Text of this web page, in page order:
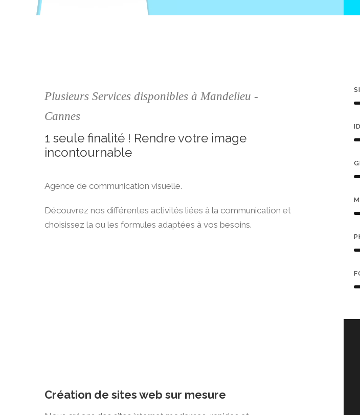
Plusieurs Services disponibles à Mandelieu -
Cannes
1 seule finalité ! Rendre votre image
incontournable
Agence de communication visuelle.
Découvrez nos différentes activités liées à la communication et
choisissez la ou les formules adaptées à vos besoins.
Création de sites web sur mesure